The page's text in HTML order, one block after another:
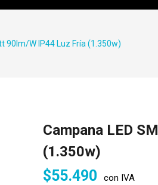
90lm/w IP44 Luz Fría (1.350w)
Campana LED
(1.350w)
$55.490 con IVA